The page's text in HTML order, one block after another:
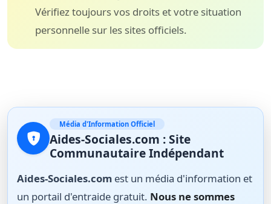
Vérifiez toujours vos droits et votre situation
personnelle sur les sites officiels.
Média d'Information Officiel
Aides-Sociales.com : Site
Communautaire Indépendant
Aides-Sociales.com est un média d'information et
un portail d'entraide gratuit. Nous ne sommes